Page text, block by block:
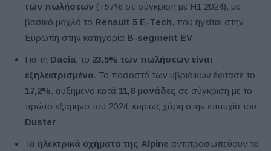
των πωλήσεων (+57% σε σύγκριση με H1 2024), με
βασικό μοχλό το Renault 5 E-Tech, που ηγείται στην
Ευρώπη στην κατηγορία B-segment EV.
Για τη Dacia, το 23,5% των πωλήσεων είναι
εξηλεκτρισμένα. Το ποσοστό των υβριδικών έφτασε το
17,2%, αυξημένο κατά 11,8 μονάδες σε σύγκριση με το
πρώτο εξάμηνο του 2024, κυρίως χάρη στην επιτυχία του
Duster.
Τα ηλεκτρικά οχήματα της Alpine αντιπροσωπεύουν το